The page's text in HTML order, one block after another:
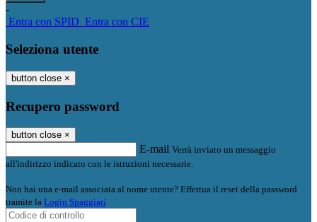
-
Entra con SPID Entra con CIE
Seleziona utente
button close ×
Recupero password
button close ×
E-mail Verrà inviato un messaggio
all'indirizzo indicato con le istruzioni necessarie.
Non hai una e-mail associata al nome utente? Effettua il reset della password
tramite la Login Spaggiari